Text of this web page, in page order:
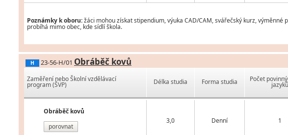
Poznámky k oboru:žáci mohou získat stipendium, výuka CAD/CAM, svářečský kurz,
probíhá mimo obec, kde sídlí škola.
H 23-56-H/01 Obráběč kovů
Zaměření nebo Školní vzdělávací
program (ŠVP)
Obráběč kovů
porovnat
Délka studia Forma studia Počet
jazyků
3,0 Denní 1